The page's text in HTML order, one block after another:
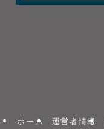
ホーム 運営者情報